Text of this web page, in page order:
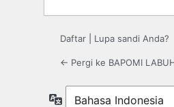
Daftar Lupa sandi Anda?
← Pergi ke BAPOMI
Bahasa